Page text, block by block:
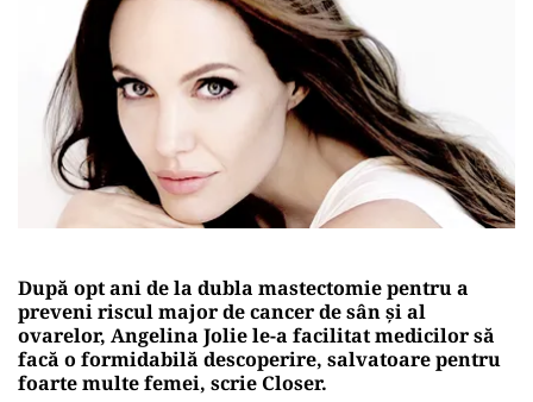
După opt ani de la dubla mastectomie pentru a
preveni riscul major de cancer de sân și al
ovarelor, Angelina Jolie le-a facilitat medicilor să
facă o formidabilă descoperire, salvatoare pentru
foarte multe femei, scrie Closer.